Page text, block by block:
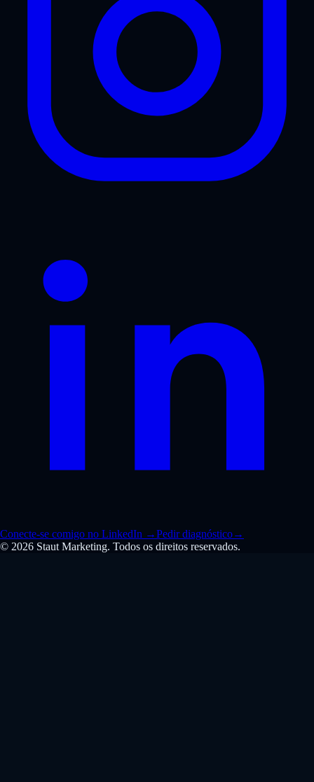
Conecte-se comigo no LinkedIn →Pedir diagnóstico→
© 2026 Staut Marketing. Todos os direitos reservados.